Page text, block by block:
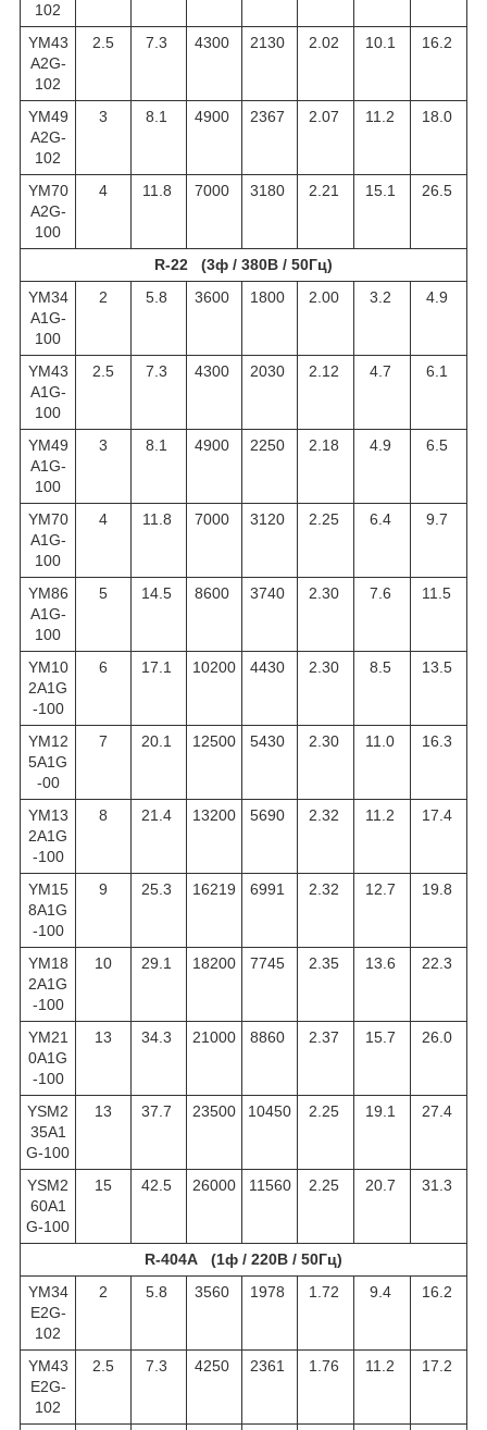
102
YM43
A2G-
102
2.5 7.3 4300 2130 2.02 10.1 16.2
YM49
A2G-
102
3 8.1 4900 2367 2.07 11.2 18.0
YM70
A2G-
100
4 11.8 7000 3180 2.21 15.1 26.5
R-22 (3ф / 380В / 50Гц)
YM34
A1G-
100
2 5.8 3600 1800 2.00 3.2 4.9
YM43
A1G-
100
2.5 7.3 4300 2030 2.12 4.7 6.1
YM49
A1G-
100
3 8.1 4900 2250 2.18 4.9 6.5
YM70
A1G-
100
4 11.8 7000 3120 2.25 6.4 9.7
YM86
A1G-
100
5 14.5 8600 3740 2.30 7.6 11.5
YM10
2A1G
-100
6 17.1 10200 4430 2.30 8.5 13.5
YM12
5A1G
-00
7 20.1 12500 5430 2.30 11.0 16.3
YM13
2A1G
-100
8 21.4 13200 5690 2.32 11.2 17.4
YM15
8A1G
-100
9 25.3 16219 6991 2.32 12.7 19.8
YM18
2A1G
-100
10 29.1 18200 7745 2.35 13.6 22.3
YM21
0A1G
-100
13 34.3 21000 8860 2.37 15.7 26.0
YSM2
35A1
G-100
13 37.7 23500 10450 2.25 19.1 27.4
YSM2
60A1
G-100
15 42.5 26000 11560 2.25 20.7 31.3
R-404A (1ф / 220В / 50Гц)
YM34
E2G-
102
2 5.8 3560 1978 1.72 9.4 16.2
YM43
E2G-
102
2.5 7.3 4250 2361 1.76 11.2 17.2